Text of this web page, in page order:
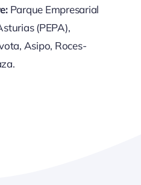
Parque Empresarial
(PEPA),
Asipo, Roces-